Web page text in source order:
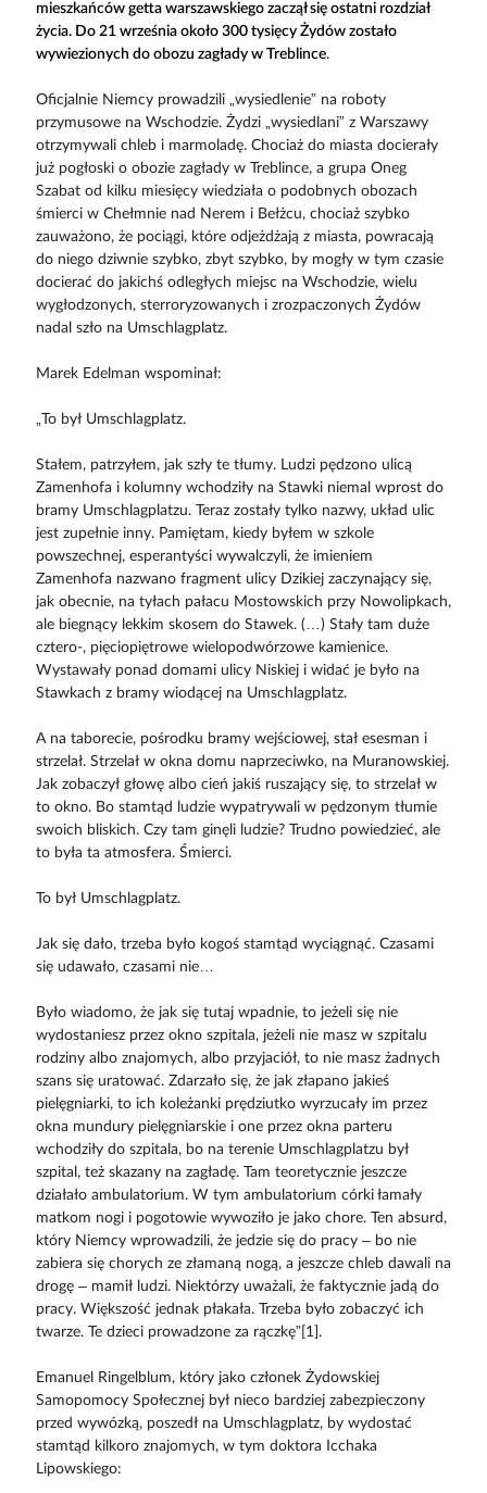
mieszkańców getta warszawskiego zaczął się ostatni rozdział
życia. Do 21 września około 300 tysięcy Żydów zostało
wywiezionych do obozu zagłady w Treblince.
Oficjalnie Niemcy prowadzili „wysiedlenie” na roboty
przymusowe na Wschodzie. Żydzi „wysiedlani” z Warszawy
otrzymywali chleb i marmoladę. Chociaż do miasta docierały
już pogłoski o obozie zagłady w Treblince, a grupa Oneg
Szabat od kilku miesięcy wiedziała o podobnych obozach
śmierci w Chełmnie nad Nerem i Bełżcu, chociaż szybko
zauważono, że pociągi, które odjeżdżają z miasta, powracają
do niego dziwnie szybko, zbyt szybko, by mogły w tym czasie
docierać do jakichś odległych miejsc na Wschodzie, wielu
wygłodzonych, sterroryzowanych i zrozpaczonych Żydów
nadal szło na Umschlagplatz.
Marek Edelman wspominał:
„To był Umschlagplatz.
Stałem, patrzyłem, jak szły te tłumy. Ludzi pędzono ulicą
Zamenhofa i kolumny wchodziły na Stawki niemal wprost do
bramy Umschlagplatzu. Teraz zostały tylko nazwy, układ ulic
jest zupełnie inny. Pamiętam, kiedy byłem w szkole
powszechnej, esperantyści wywalczyli, że imieniem
Zamenhofa nazwano fragment ulicy Dzikiej zaczynający się,
jak obecnie, na tyłach pałacu Mostowskich przy Nowolipkach,
ale biegnący lekkim skosem do Stawek. (…) Stały tam duże
cztero-, pięciopiętrowe wielopodwórzowe kamienice.
Wystawały ponad domami ulicy Niskiej i widać je było na
Stawkach z bramy wiodącej na Umschlagplatz.
A na taborecie, pośrodku bramy wejściowej, stał esesman i
strzelał. Strzelał w okna domu naprzeciwko, na Muranowskiej.
Jak zobaczył głowę albo cień jakiś ruszający się, to strzelał w
to okno. Bo stamtąd ludzie wypatrywali w pędzonym tłumie
swoich bliskich. Czy tam ginęli ludzie? Trudno powiedzieć, ale
to była ta atmosfera. Śmierci.
To był Umschlagplatz.
Jak się dało, trzeba było kogoś stamtąd wyciągnąć. Czasami
się udawało, czasami nie…
Było wiadomo, że jak się tutaj wpadnie, to jeżeli się nie
wydostaniesz przez okno szpitala, jeżeli nie masz w szpitalu
rodziny albo znajomych, albo przyjaciół, to nie masz żadnych
szans się uratować. Zdarzało się, że jak złapano jakieś
pielęgniarki, to ich koleżanki prędziutko wyrzucały im przez
okna mundury pielęgniarskie i one przez okna parteru
wchodziły do szpitala, bo na terenie Umschlagplatzu był
szpital, też skazany na zagładę. Tam teoretycznie jeszcze
działało ambulatorium. W tym ambulatorium córki łamały
matkom nogi i pogotowie wywoziło je jako chore. Ten absurd,
który Niemcy wprowadzili, że jedzie się do pracy – bo nie
zabiera się chorych ze złamaną nogą, a jeszcze chleb dawali na
drogę – mamił ludzi. Niektórzy uważali, że faktycznie jadą do
pracy. Większość jednak płakała. Trzeba było zobaczyć ich
twarze. Te dzieci prowadzone za rączkę”[1].
Emanuel Ringelblum, który jako członek Żydowskiej
Samopomocy Społecznej był nieco bardziej zabezpieczony
przed wywózką, poszedł na Umschlagplatz, by wydostać
stamtąd kilkoro znajomych, w tym doktora Icchaka
Lipowskiego: